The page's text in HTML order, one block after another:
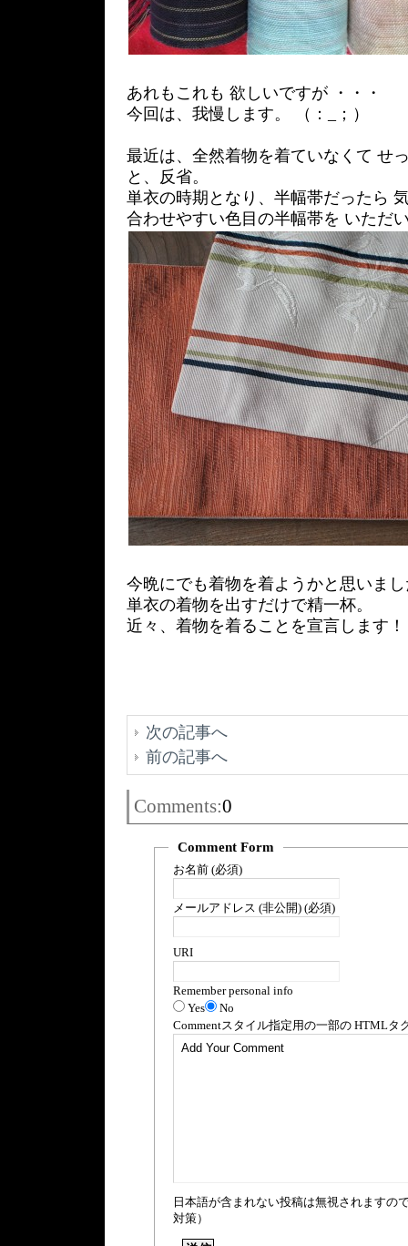
あれもこれも 欲しいですが ・・・
今回は、我慢します。 （：_；）
最近は、全然着物を着ていなくて せ
と、反省。
単衣の時期となり、半幅帯だったら
合わせやすい色目の半幅帯を いただ
今晩にでも着物を着ようかと思いま
単衣の着物を出すだけで精一杯。
近々、着物を着ることを宣言します！
次の記事へ
前の記事へ
Comments:0
Comment Form
お名前 (必須)
メールアドレス (非公開) (必須)
URI
Remember personal info
Yes
No
Commentスタイル指定用の一部の HTMLタ
日本語が含まれない投稿は無視されますの
対策）